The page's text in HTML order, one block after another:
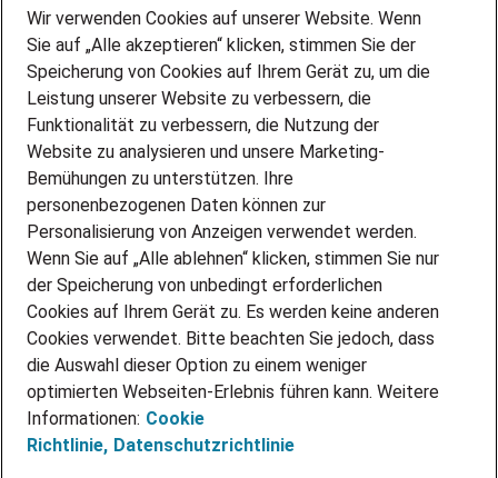
DEINE BERUFSGRUPPE
DEINE LEBENSSITUATION
PARTNERSHIP WITH AIRBUS
INITIATIV BEWERBEN
ÜBER UNS
STANDORTE
BLOG
PRESSE
KONTAKT
@Adecco 2026
IMPRESSUM
DATENSCHUTZ
Wir verwenden Cookies auf unserer Website. Wenn
Sie auf „Alle akzeptieren“ klicken, stimmen Sie der
Speicherung von Cookies auf Ihrem Gerät zu, um die
Leistung unserer Website zu verbessern, die
Funktionalität zu verbessern, die Nutzung der
Website zu analysieren und unsere Marketing-
Bemühungen zu unterstützen. Ihre
personenbezogenen Daten können zur
Personalisierung von Anzeigen verwendet werden.
Wenn Sie auf „Alle ablehnen“ klicken, stimmen Sie nur
der Speicherung von unbedingt erforderlichen
Cookies auf Ihrem Gerät zu. Es werden keine anderen
Cookies verwendet. Bitte beachten Sie jedoch, dass
die Auswahl dieser Option zu einem weniger
optimierten Webseiten-Erlebnis führen kann. Weitere
Informationen: Cookie
Richtlinie, Datenschutzrichtlinie